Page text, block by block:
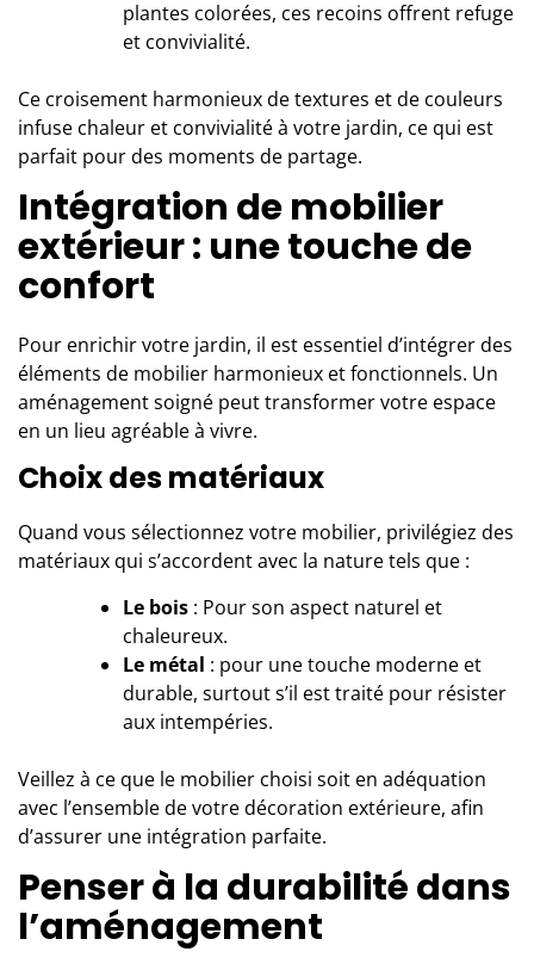
plantes colorées, ces recoins offrent refuge
et convivialité.
Ce croisement harmonieux de textures et de couleurs
infuse chaleur et convivialité à votre jardin, ce qui est
parfait pour des moments de partage.
Intégration de mobilier
extérieur : une touche de
confort
Pour enrichir votre jardin, il est essentiel d’intégrer des
éléments de mobilier harmonieux et fonctionnels. Un
aménagement soigné peut transformer votre espace
en un lieu agréable à vivre.
Choix des matériaux
Quand vous sélectionnez votre mobilier, privilégiez des
matériaux qui s’accordent avec la nature tels que :
Le bois : Pour son aspect naturel et
chaleureux.
Le métal : pour une touche moderne et
durable, surtout s’il est traité pour résister
aux intempéries.
Veillez à ce que le mobilier choisi soit en adéquation
avec l’ensemble de votre décoration extérieure, afin
d’assurer une intégration parfaite.
Penser à la durabilité dans
l’aménagement